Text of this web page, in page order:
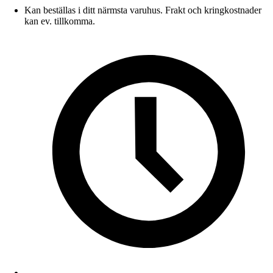
Kan beställas i ditt närmsta varuhus. Frakt och kringkostnader
kan ev. tillkomma.